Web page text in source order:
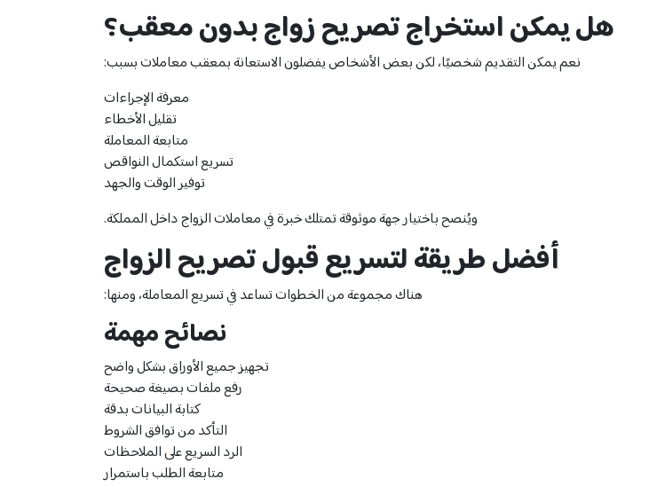
هل يمكن استخراج تصريح زواج بدون معقب؟
نعم يمكن التقديم شخصيًا، لكن بعض الأشخاص يفضلون الاستعانة بمعقب معاملات بسبب:
معرفة الإجراءات
تقليل الأخطاء
متابعة المعاملة
تسريع استكمال النواقص
توفير الوقت والجهد
ويُنصح باختيار جهة موثوقة تمتلك خبرة في معاملات الزواج داخل المملكة.
أفضل طريقة لتسريع قبول تصريح الزواج
هناك مجموعة من الخطوات تساعد في تسريع المعاملة، ومنها:
نصائح مهمة
تجهيز جميع الأوراق بشكل واضح
رفع ملفات بصيغة صحيحة
كتابة البيانات بدقة
التأكد من توافق الشروط
الرد السريع على الملاحظات
متابعة الطلب باستمرار